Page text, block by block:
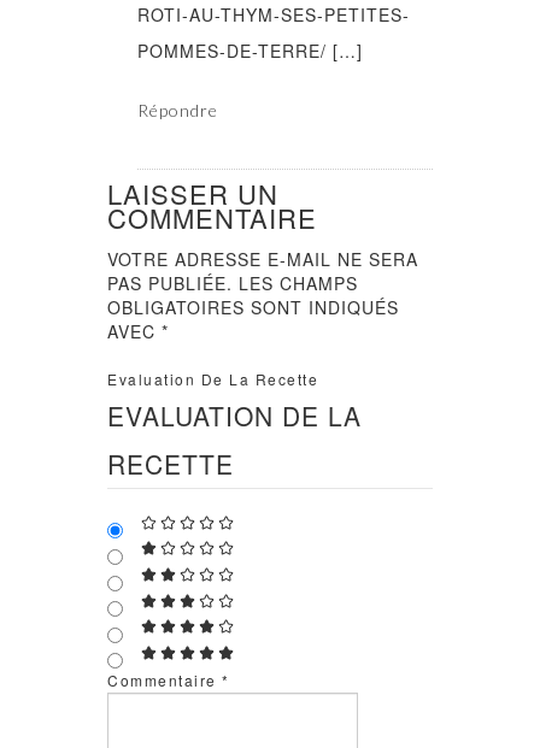
ROTI-AU-THYM-SES-PETITES-
POMMES-DE-TERRE/ […]
Répondre
LAISSER UN
COMMENTAIRE
VOTRE ADRESSE E-MAIL NE SERA
PAS PUBLIÉE. LES CHAMPS
OBLIGATOIRES SONT INDIQUÉS
AVEC*
Evaluation De La Recette
EVALUATION DE LA
RECETTE
Commentaire*